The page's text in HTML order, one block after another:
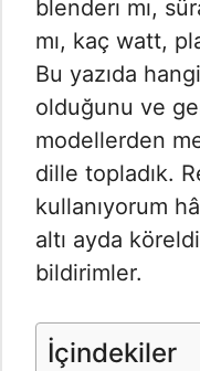
blenderı mı,
mı, kaç watt,
Bu yazıda
olduğunu ve
modellerden
dille topladık.
kullanıyorum
altı ayda
bildirimler.
İçindekiler